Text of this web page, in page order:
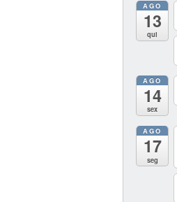
AGO
13
qui
AGO
14
sex
AGO
17
seg